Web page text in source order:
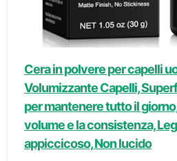
Cera in polvere per capelli
Volumizzante Capelli,
per mantenere tutto il
volume e la consistenza,
appiccicoso, Non lucido